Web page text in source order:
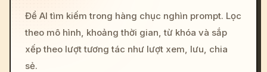
Để AI tìm kiếm trong hàng chục nghìn prompt. Lọc
theo mô hình, khoảng thời gian, từ khóa và sắp
xếp theo lượt tương tác như lượt xem, lưu, chia
sẻ.